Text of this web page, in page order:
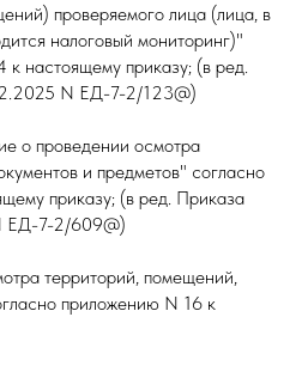
проверяемого лица (лица, в
налоговый мониторинг)"
настоящему приказу; (в ред.
N ЕД-7-2/123@)
о проведении осмотра
и предметов" согласно
приказу; (в ред. Приказа
7-2/609@)
территорий, помещений,
приложению N 16 к